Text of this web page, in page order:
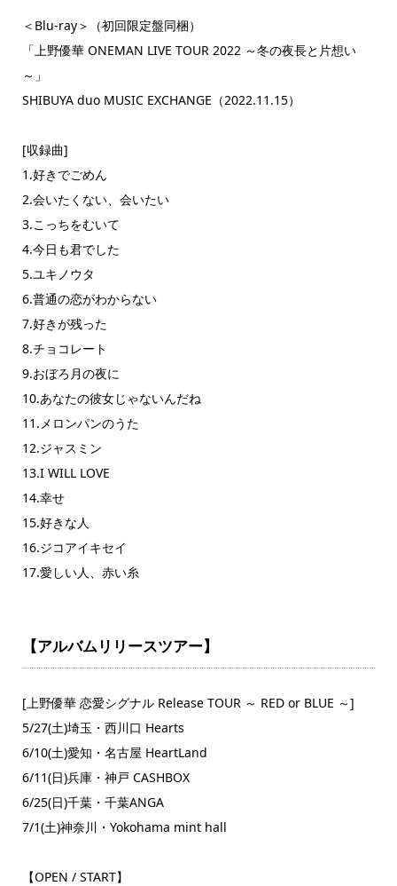
＜Blu-ray＞（初回限定盤同梱）
「上野優華 ONEMAN LIVE TOUR 2022 ～冬の夜長と片想い
～」
SHIBUYA duo MUSIC EXCHANGE（2022.11.15）
[収録曲]
1.好きでごめん
2.会いたくない、会いたい
3.こっちをむいて
4.今日も君でした
5.ユキノウタ
6.普通の恋がわからない
7.好きが残った
8.チョコレート
9.おぼろ月の夜に
10.あなたの彼女じゃないんだね
11.メロンパンのうた
12.ジャスミン
13.I WILL LOVE
14.幸せ
15.好きな人
16.ジコアイキセイ
17.愛しい人、赤い糸
【アルバムリリースツアー】
[上野優華 恋愛シグナル Release TOUR ～ RED or BLUE ～]
5/27(土)埼玉・西川口 Hearts
6/10(土)愛知・名古屋 HeartLand
6/11(日)兵庫・神戸 CASHBOX
6/25(日)千葉・千葉ANGA
7/1(土)神奈川・Yokohama mint hall
【OPEN / START】